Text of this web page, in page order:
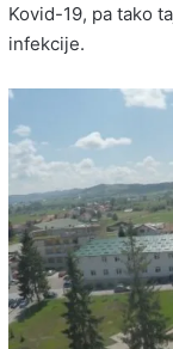
Kovid-19, pa tako
infekcije.